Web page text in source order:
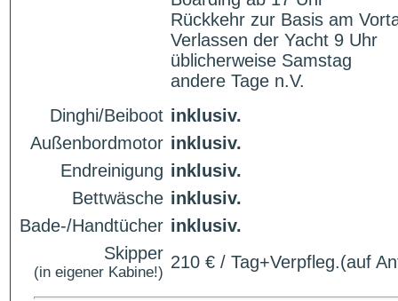
Rückkehr zur Basis am
Verlassen der Yacht 9 Uhr
üblicherweise Samstag
andere Tage n.V.
Dinghi/Beiboot inklusiv.
Außenbordmotor inklusiv.
Endreinigung inklusiv.
Bettwäsche inklusiv.
Bade-/Handtücher inklusiv.
Skipper
(in eigener Kabine!)
210 € / Tag+Verpfleg.(auf